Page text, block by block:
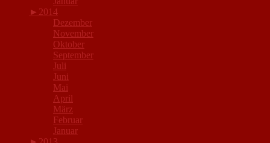
► 2014
Dezember
November
Oktober
September
Juli
Juni
Mai
April
März
Februar
Januar